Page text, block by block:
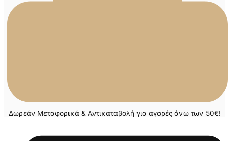
Δωρεάν Μεταφορικά & Αντικαταβολή για αγορές άνω των 50€!